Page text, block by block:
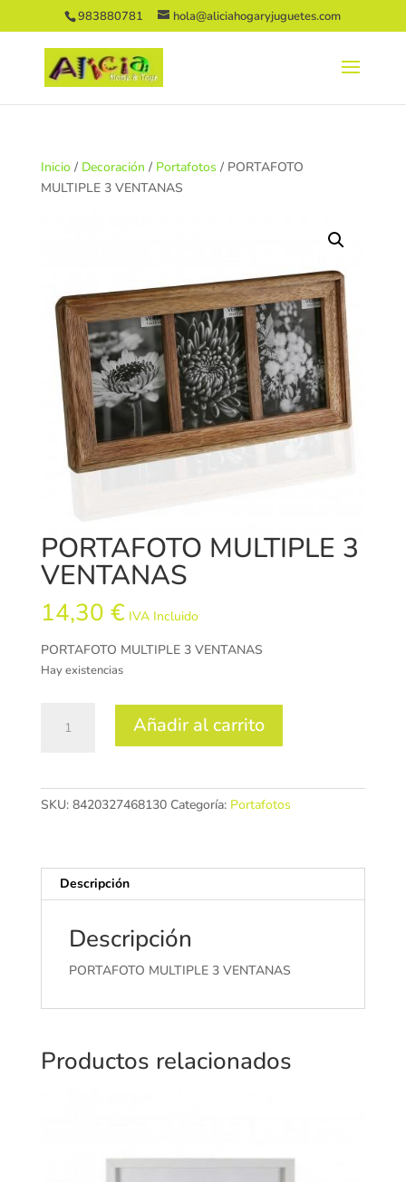
983880781 hola@aliciahogaryjuguetes.com
Inicio/ Decoración / Portafotos / PORTAFOTO
MULTIPLE 3 VENTANAS
PORTAFOTO MULTIPLE 3
VENTANAS
14,30 € IVA Incluido
PORTAFOTO MULTIPLE 3 VENTANAS
Hay existencias
MULTIPLE
cantidad
Añadir al carrito
SKU: 8420327468130 Categoría: Portafotos
Descripción
Descripción
PORTAFOTO MULTIPLE 3 VENTANAS
Productos relacionados